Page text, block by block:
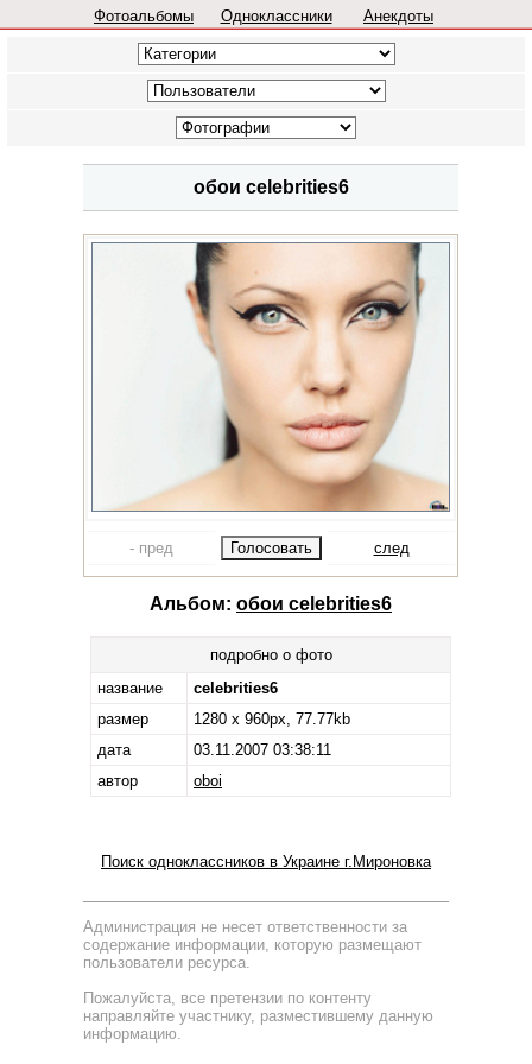
Фотоальбомы Одноклассники Анекдоты
обои celebrities6
- пред след
Альбом: обои celebrities6
подробно о фото
название
celebrities6
размер
1280 x 960px, 77.77kb
дата
03.11.2007 03:38:11
автор
oboi
Поиск одноклассников в Украине г.Мироновка
Администрация не несет ответственности за
содержание информации, которую размещают
пользователи ресурса.
Пожалуйста, все претензии по контенту
направляйте участнику, разместившему данную
информацию.